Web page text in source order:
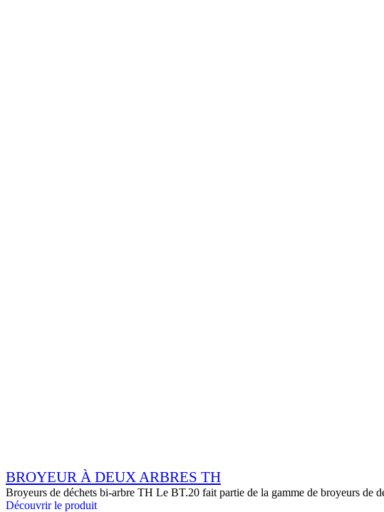
BROYEUR À DEUX ARBRES TH
Broyeurs de déchets bi-arbre TH Le BT.20 fait partie de la gamme de broyeurs de
Découvrir le produit